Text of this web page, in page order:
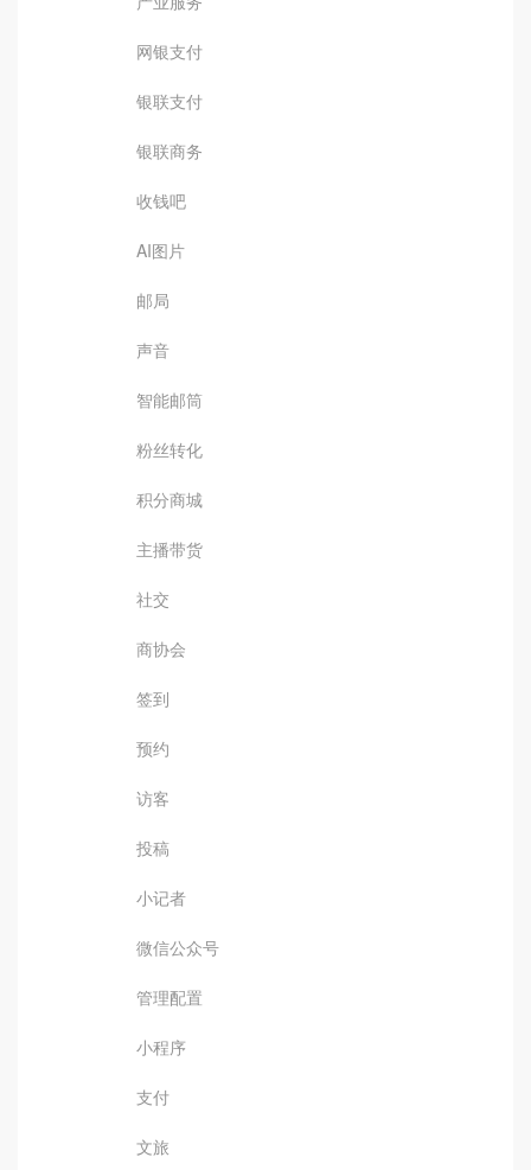
网银支付
银联支付
银联商务
收钱吧
AI图片
邮局
声音
智能邮筒
粉丝转化
积分商城
主播带货
社交
商协会
签到
预约
访客
投稿
小记者
微信公众号
管理配置
小程序
支付
文旅